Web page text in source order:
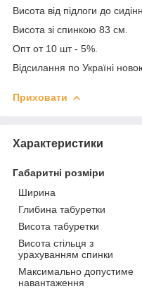
Висота від підлоги до
Висота зі спинкою 83 см.
Опт от 10 шт - 5%.
Відсилання по Україні
Приховати
Характеристики
Габаритні розміри
Ширина
Глибина табуретки
Висота табуретки
Висота стільця з
урахуванням спинки
Максимально допустиме
навантаження